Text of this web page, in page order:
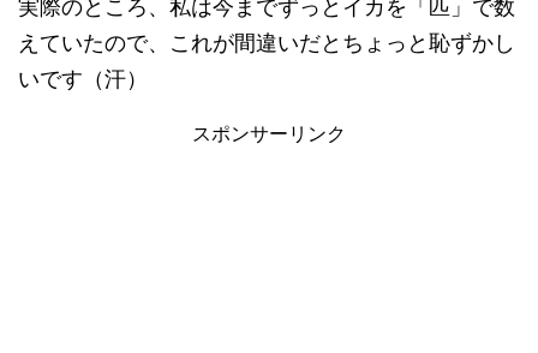
実際のところ、私は今までずっとイカを「匹」で数
えていたので、これが間違いだとちょっと恥ずかし
いです（汗）
スポンサーリンク